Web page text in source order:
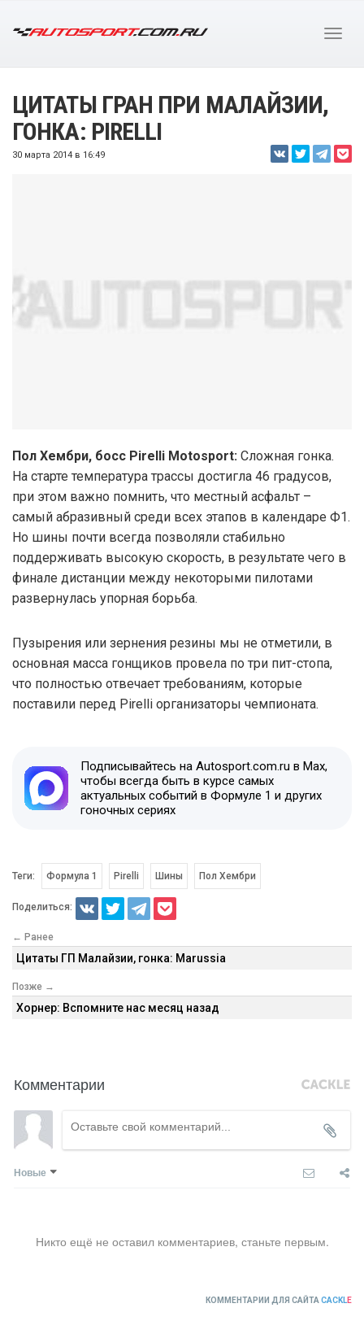
ЦИТАТЫ ГРАН ПРИ МАЛАЙЗИИ,
ГОНКА: PIRELLI
30 марта 2014 в 16:49
Пол Хембри, босс Pirelli Motosport: Сложная гонка.
На старте температура трассы достигла 46 градусов,
при этом важно помнить, что местный асфальт –
самый абразивный среди всех этапов в календаре Ф1.
Но шины почти всегда позволяли стабильно
поддерживать высокую скорость, в результате чего в
финале дистанции между некоторыми пилотами
развернулась упорная борьба.
Пузырения или зернения резины мы не отметили, в
основная масса гонщиков провела по три пит-стопа,
что полностью отвечает требованиям, которые
поставили перед Pirelli организаторы чемпионата.
Подписывайтесь на Autosport.com.ru в Max,
чтобы всегда быть в курсе самых
актуальных событий в Формуле 1 и других
гоночных сериях
Теги: Формула 1 Pirelli Шины Пол Хембри
Поделиться:
← Ранее
Цитаты ГП Малайзии, гонка: Marussia
Позже →
Хорнер: Вспомните нас месяц назад
Комментарии
Новые
Никто ещё не оставил комментариев, станьте первым.
КОММЕНТАРИИ ДЛЯ САЙТА CACKLE